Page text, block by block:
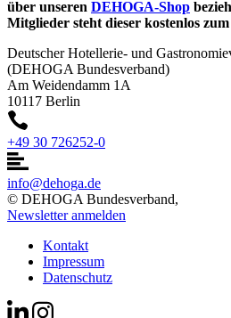
über unseren DEHOGA-Shop
Mitglieder steht dieser kostenlos
Deutscher Hotellerie- und
(DEHOGA Bundesverband)
Am Weidendamm 1A
10117 Berlin
+49 30 726252-0
info@dehoga.de
© DEHOGA Bundesverband,
Newsletter anmelden
Kontakt
Impressum
Datenschutz